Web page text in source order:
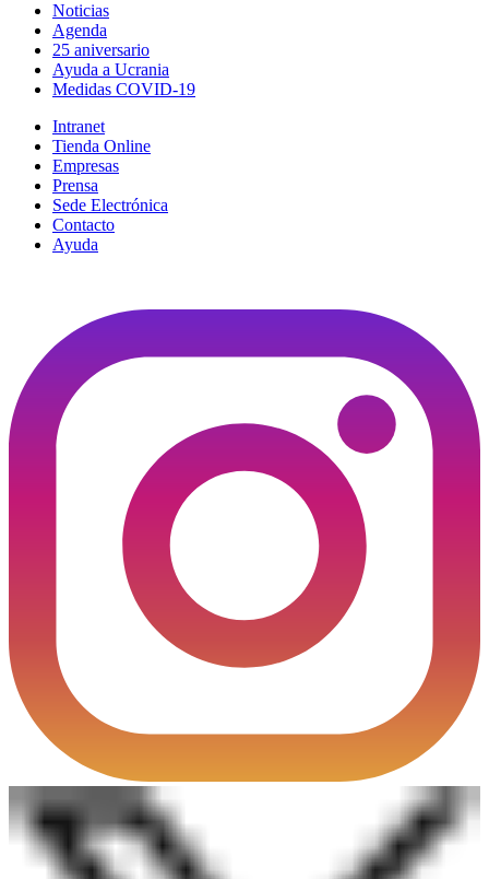
Noticias
Agenda
25 aniversario
Ayuda a Ucrania
Medidas COVID-19
Intranet
Tienda Online
Empresas
Prensa
Sede Electrónica
Contacto
Ayuda